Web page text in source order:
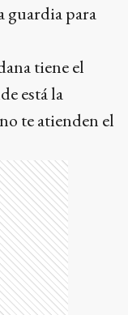
guardia para
tiene el
está la
te atienden el